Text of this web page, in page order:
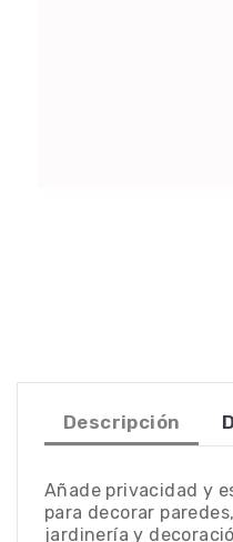
Descripción
Añade privacidad y
para decorar
jardinería y